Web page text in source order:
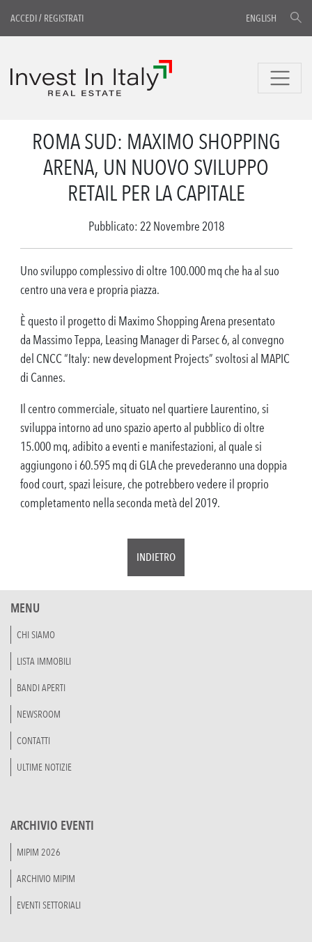
ACCEDI/ REGISTRATI ENGLISH
ROMA SUD: MAXIMO SHOPPING
ARENA, UN NUOVO SVILUPPO
RETAIL PER LA CAPITALE
Pubblicato: 22 Novembre 2018
Uno sviluppo complessivo di oltre 100.000 mq che ha al suo
centro una vera e propria piazza.
È questo il progetto di Maximo Shopping Arena presentato
da Massimo Teppa, Leasing Manager di Parsec 6, al convegno
del CNCC “Italy: new development Projects” svoltosi al MAPIC
di Cannes.
Il centro commerciale, situato nel quartiere Laurentino, si
sviluppa intorno ad uno spazio aperto al pubblico di oltre
15.000 mq, adibito a eventi e manifestazioni, al quale si
aggiungono i 60.595 mq di GLA che prevederanno una doppia
food court, spazi leisure, che potrebbero vedere il proprio
completamento nella seconda metà del 2019.
INDIETRO
MENU
CHI SIAMO
LISTA IMMOBILI
BANDI APERTI
NEWSROOM
CONTATTI
ULTIME NOTIZIE
ARCHIVIO EVENTI
MIPIM 2026
ARCHIVIO MIPIM
EVENTI SETTORIALI